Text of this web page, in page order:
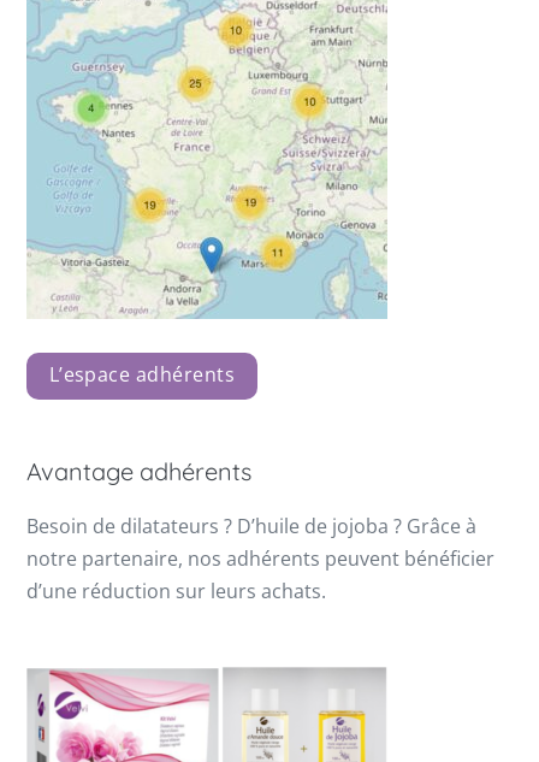
L’espace adhérents
Avantage adhérents
Besoin de dilatateurs ? D’huile de jojoba ? Grâce à
notre partenaire, nos adhérents peuvent bénéficier
d’une réduction sur leurs achats.